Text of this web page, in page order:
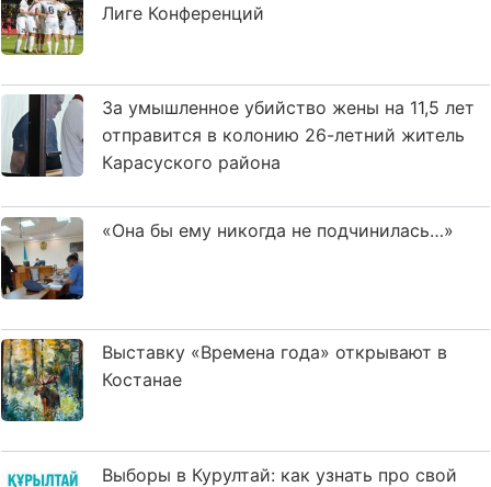
Лиге Конференций
За умышленное убийство жены на 11,5 лет
отправится в колонию 26-летний житель
Карасуского района
«Она бы ему никогда не подчинилась…»
Выставку «Времена года» открывают в
Костанае
Выборы в Курултай: как узнать про свой